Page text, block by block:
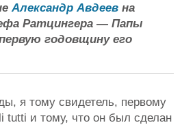
Александр Авдеев на
Ратцингера — Папы
годовщину его
я тому свидетель, первому
tutti и тому, что он был сделан